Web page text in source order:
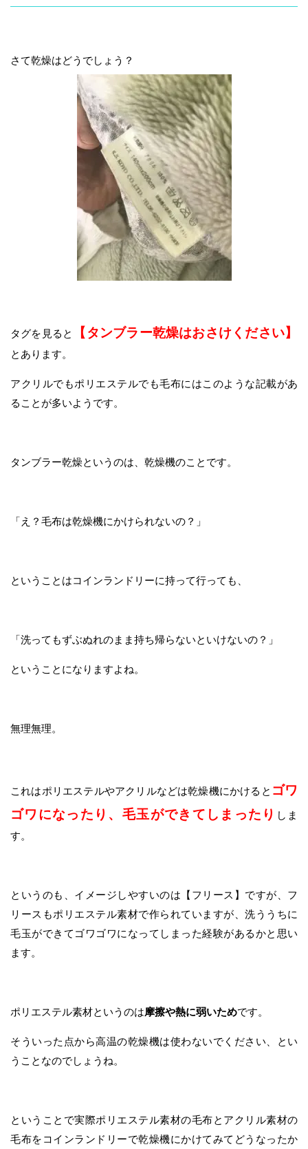
さて乾燥はどうでしょう？
タグを見ると 【タンブラー乾燥はおさけください】
とあります。
アクリルでもポリエステルでも毛布にはこのような記載があ
ることが多いようです。
タンブラー乾燥というのは、乾燥機のことです。
「え？毛布は乾燥機にかけられないの？」
ということはコインランドリーに持って行っても、
「洗ってもずぶぬれのまま持ち帰らないといけないの？」
ということになりますよね。
無理無理。
これはポリエステルやアクリルなどは乾燥機にかけると ゴワ
ゴワになったり、毛玉ができてしまったり しま
す。
というのも、イメージしやすいのは【フリース】ですが、フ
リースもポリエステル素材で作られていますが、洗ううちに
毛玉ができてゴワゴワになってしまった経験があるかと思い
ます。
ポリエステル素材というのは摩擦や熱に弱いためです。
そういった点から高温の乾燥機は使わないでください、とい
うことなのでしょうね。
ということで実際ポリエステル素材の毛布とアクリル素材の
毛布をコインランドリーで乾燥機にかけてみてどうなったか